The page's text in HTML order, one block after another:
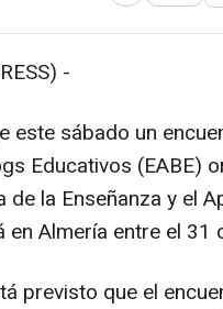
-
este sábado un
Educativos (EABE)
la Enseñanza y el
en Almería entre el 31
previsto que el